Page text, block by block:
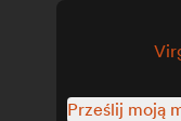
Prześlij moją